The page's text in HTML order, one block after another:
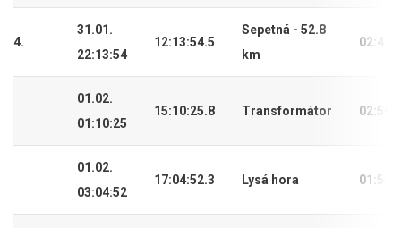
4.
31.01.
22:13:54
12:13:54.5
Sepetná - 52.8
km
01.02.
01:10:25
15:10:25.8 Transformátor
01.02.
03:04:52
17:04:52.3 Lysá hora